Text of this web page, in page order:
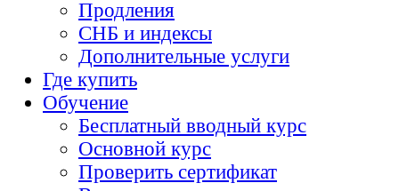
Продления
СНБ и индексы
Дополнительные услуги
Где купить
Обучение
Бесплатный вводный курс
Основной курс
Проверить сертификат